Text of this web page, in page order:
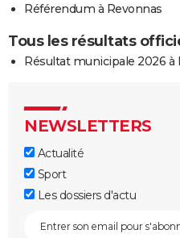
Référendum à Revonnas
Tous les résultats
Résultat municipale 2026 à
NEWSLETTERS
Actualité
Sport
Les dossiers d'actu